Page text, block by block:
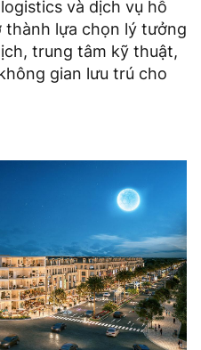
và dịch vụ hỗ
lựa chọn lý tưởng
trung tâm kỹ thuật,
gian lưu trú cho